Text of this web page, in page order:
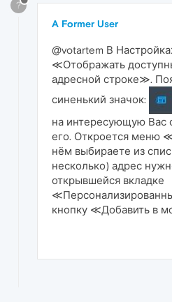
?
A Former User
@votartem В
≪Отображать
адресной строке≫.
синенький значок:
на интересующую Вас
его. Откроется меню
нём выбираете из
несколько) адрес
открывшейся вкладке
кнопку ≪Добавить в